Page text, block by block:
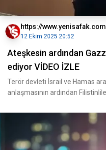
https://www.yenisafak.com
12 Ekim 2025 20:52
Ateşkesin ardından
ediyor VİDEO İZLE
Terör devleti İsrail ve Hamas
anlaşmasının ardından